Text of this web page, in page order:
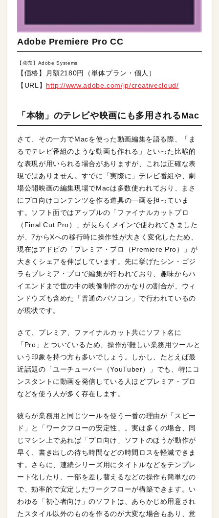
Adobe Premiere Pro CC
【発売】Adobe Systems
【価格】月額2180円（単体プラン・個人）
【URL】 http://www.adobe.com/jp/creativecloud/
「本物」のテレビや映画にも多用されるMac
さて、その一方でMacを使った動画編集を語る際、「ま
るでテレビ番組のような動画も作れる」といった比喩的
な表現が用いられる場合がありますが、これは正確な表
現ではありません。すでに「実際に」テレビ番組や、劇
場公開映画の編集現場でMacは多数使われており、まさ
にプロ向けコンテンツを作る道具の一画を担っていま
す。ソフト面ではアップルの「ファイナルカットプロ
（Final Cut Pro）」が長らくメインで使われてきました
が、7からXへの移行時に操作性が大きく変化したため、
現在はアドビの「プレミア・プロ（Premiere Pro）」が
大きくシェアを伸ばしています。先に挙げたシン・ゴジ
ラもプレミア・プロで編集が行われており、趣味からハ
イエンドまで世の中の映像制作のかなりの割合が、ウィ
ンドウズも含めた「普通のパソコン」で行われているの
が現状です。
さて、プレミア、ファイナルカット共にソフト名に
「Pro」とついているため、操作が難しい業務用ツールと
いう印象を持つ方も多いでしょう。しかし、たとえば最
近話題の「ユーチューバー（YouTuber）」でも、特にコ
ンスタントに動画を発信している人ほどプレミア・プロ
などを使う人が多く存在します。
彼らが業務用と同じツールを使う一番の理由が「スピー
ド」と「ワークフローの安定性」。実は多くの場合、同
じマシン上であれば「プロ向け」ソフトのほうが動作が
早く、書き出しの待ち時間などの時間ロスを軽減できま
す。さらに、連続シリーズ用にタイトルなどをテンプレ
ート化したり、一部を差し替えるなどの操作も簡単なの
で、効率的で安定したワークフローが構築できます。い
わゆる「初心者向け」のソフトは、あらかじめ用意され
たスタイル以外のものを作るのが大変な場合もあり、意